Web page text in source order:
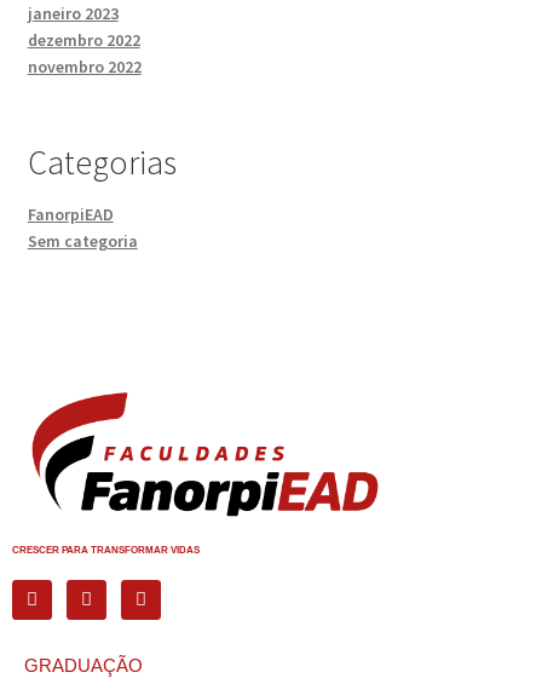
janeiro 2023
dezembro 2022
novembro 2022
Categorias
FanorpiEAD
Sem categoria
CRESCER PARA TRANSFORMAR VIDAS
GRADUAÇÃO